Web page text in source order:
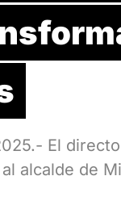
El
alcalde de